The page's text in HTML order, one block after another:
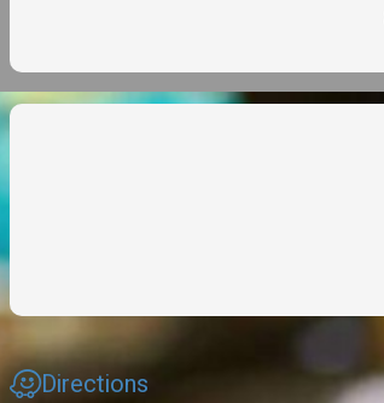
Directions